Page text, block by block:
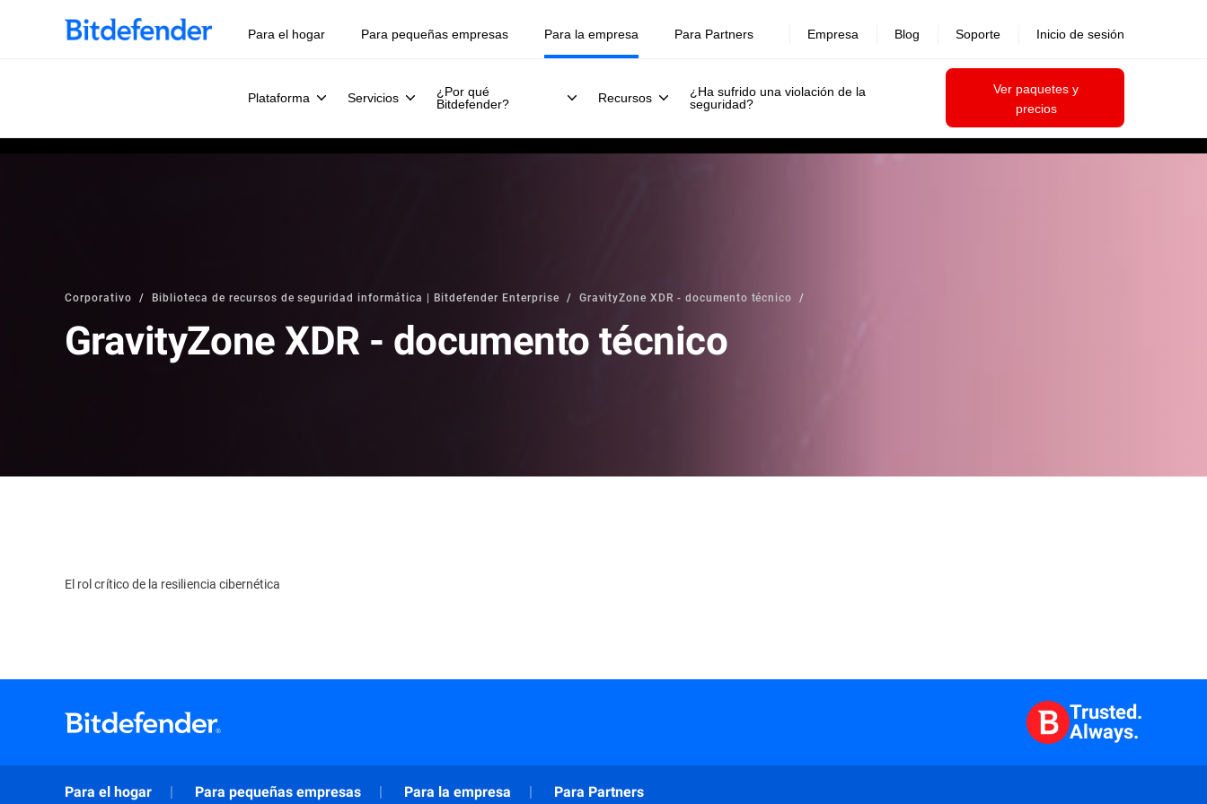
Para el hogar Para pequeñas empresas Para la empresa
Plataforma Servicios
¿Por qué
Bitdefender?
Recursos
¿Ha sufrido una violación de la
seguridad?
Ver paquetes y
precios
Para Partners Empresa Blog Soporte Inicio de sesión
Corporativo Biblioteca de recursos de seguridad informática | Bitdefender Enterprise GravityZone XDR - documento técnico
GravityZone XDR - documento técnico
El rol crítico de la resiliencia cibernética
Trusted.
Always.
Para el hogar Para pequeñas empresas Para la empresa Para Partners